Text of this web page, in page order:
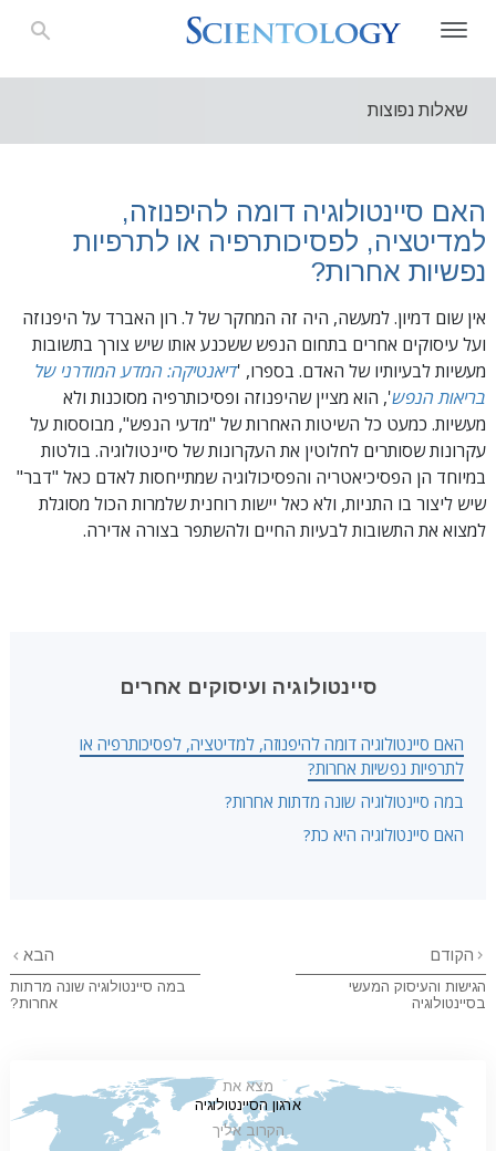
שאלות נפוצות
האם סיינטולוגיה דומה להיפנוזה,
למדיטציה, לפסיכותרפיה או לתרפיות
נפשיות אחרות?
אין שום דמיון. למעשה, היה זה המחקר של ל. רון האברד על היפנוזה
ועל עיסוקים אחרים בתחום הנפש ששכנע אותו שיש צורך בתשובות
מעשיות לבעיותיו של האדם. בספרו, 'דיאנטיקה: המדע המודרני של
בריאות הנפש', הוא מציין שהיפנוזה ופסיכותרפיה מסוכנות ולא
מעשיות. כמעט כל השיטות האחרות של "מדעי הנפש", מבוססות על
עקרונות שסותרים לחלוטין את העקרונות של סיינטולוגיה. בולטות
במיוחד הן הפסיכיאטריה והפסיכולוגיה שמתייחסות לאדם כאל "דבר"
שיש ליצור בו התניות, ולא כאל יישות רוחנית שלמרות הכול מסוגלת
למצוא את התשובות לבעיות החיים ולהשתפר בצורה אדירה.
סיינטולוגיה ועיסוקים אחרים
האם סיינטולוגיה דומה להיפנוזה, למדיטציה, לפסיכותרפיה או
לתרפיות נפשיות אחרות?
במה סיינטולוגיה שונה מדתות אחרות?
האם סיינטולוגיה היא כת?
הקודם
הגישות והעיסוק המעשי
בסיינטולוגיה
הבא
במה סיינטולוגיה שונה מדתות
אחרות?
מצא את
ארגון הסיינטולוגיה
הקרוב אליך